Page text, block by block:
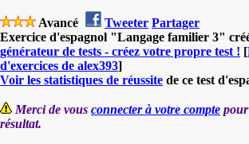
Avancé Tweeter Partager
Exercice d'espagnol "Langage familier 3"
générateur de tests - créez votre propre test ! [
d'exercices de alex393]
Voir les statistiques de réussite de ce test
Merci de vous connecter à votre compte
résultat.